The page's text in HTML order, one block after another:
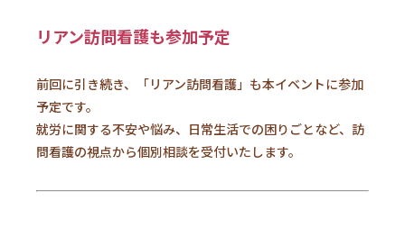
リアン訪問看護も参加予定
前回に引き続き、「リアン訪問看護」も本イベントに参加
予定です。
就労に関する不安や悩み、日常生活での困りごとなど、訪
問看護の視点から個別相談を受付いたします。